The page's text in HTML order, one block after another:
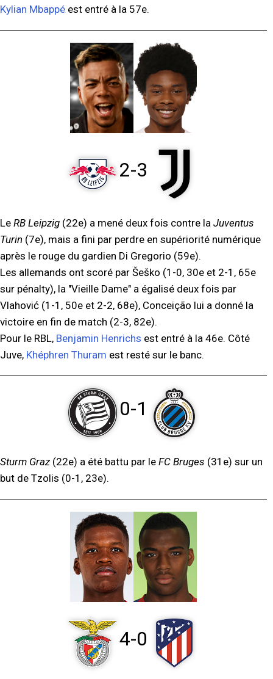
Kylian Mbappé est entré à la 57e.
2-3
Le RB Leipzig (22e) a mené deux fois contre la Juventus
Turin (7e), mais a fini par perdre en supériorité numérique
après le rouge du gardien Di Gregorio (59e).
Les allemands ont scoré par Šeško (1-0, 30e et 2-1, 65e
sur pénalty), la "Vieille Dame" a égalisé deux fois par
Vlahović (1-1, 50e et 2-2, 68e), Conceição lui a donné la
victoire en fin de match (2-3, 82e).
Pour le RBL, Benjamin Henrichs est entré à la 46e. Côté
Juve, Khéphren Thuram est resté sur le banc.
0-1
Sturm Graz (22e) a été battu par le FC Bruges (31e) sur un
but de Tzolis (0-1, 23e).
4-0